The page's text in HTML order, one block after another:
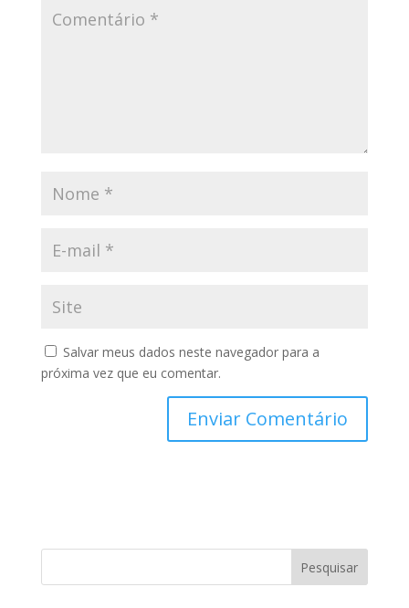
Salvar meus dados neste navegador para a
próxima vez que eu comentar.
Pesquisar